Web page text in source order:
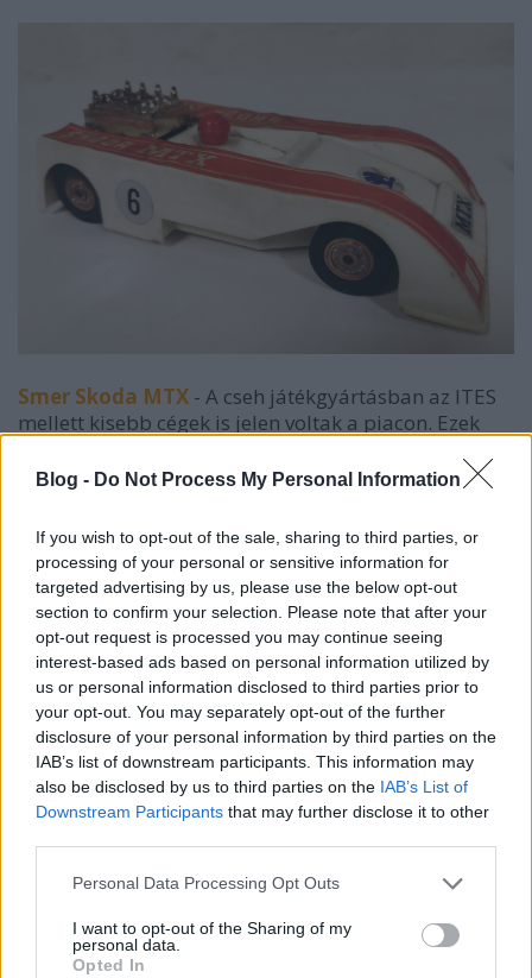
Blog - Do Not Process My Personal Information
If you wish to opt-out of the sale, sharing to third parties, or
processing of your personal or sensitive information for
targeted advertising by us, please use the below opt-out
section to confirm your selection. Please note that after your
opt-out request is processed you may continue seeing
interest-based ads based on personal information utilized by
us or personal information disclosed to third parties prior to
your opt-out. You may separately opt-out of the further
disclosure of your personal information by third parties on the
IAB’s list of downstream participants. This information may
also be disclosed by us to third parties on the IAB’s List of
Downstream Participants that may further disclose it to other
Please note that this website/app uses one or more Google
not limited to your visit or usage behaviour. You may click to
grant or deny consent to Google and its third-party tags to
Personal Data Processing Opt Outs
I want to opt-out of the Sharing of my
personal data.
Opted In
Smer Skoda MTX - A cseh játékgyártásban az ITES
mellett kisebb cégek is jelen voltak a piacon. Ezek
nagyon sok játékukat forgalmazták itthon a
Ezúttal egy igazán érdekes lendkerekes
versenyautón akadt meg a szemem, ami a Skoda
Metallex MTX alapján készült el. A kidolgozás nem
túl részletes, de ennek ellenére egy gyűjtő egészen
biztosan meglátja a szépséget ebben az aprócska
kisautóban.
A lendkerekes játékért a licit 4000 Ft-ról indul és
ennyiért érdemes is elhozni ezt a ritkaságot.